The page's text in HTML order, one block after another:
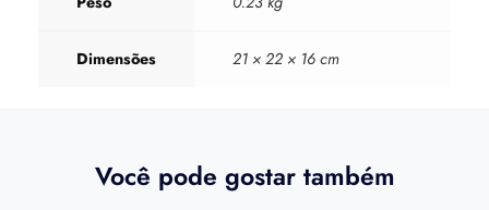
Dimensões 21 × 22 × 16 cm
Você pode gostar também